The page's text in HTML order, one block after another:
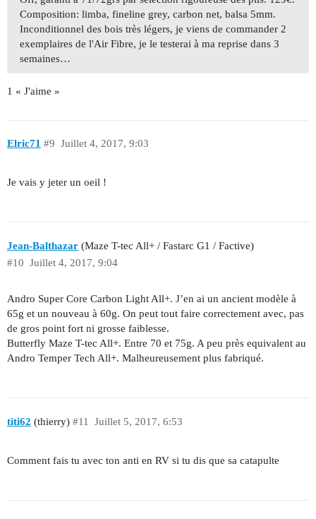
Composition: limba, fineline grey, carbon net, balsa 5mm.
Inconditionnel des bois très légers, je viens de commander 2
exemplaires de l'Air Fibre, je le testerai à ma reprise dans 3
semaines…
1 « J'aime »
Elric71 Juillet 4, 2017, 9:03
#9
Je vais y jeter un oeil !
Jean-Balthazar (Maze T-tec All+ / Fastarc G1 / Factive)
Juillet 4, 2017, 9:04
#10
Andro Super Core Carbon Light All+. J’en ai un ancient modèle à
65g et un nouveau à 60g. On peut tout faire correctement avec, pas
de gros point fort ni grosse faiblesse.
Butterfly Maze T-tec All+. Entre 70 et 75g. A peu près equivalent au
Andro Temper Tech All+. Malheureusement plus fabriqué.
titi62 (thierry) Juillet 5, 2017, 6:53
#11
Comment fais tu avec ton anti en RV si tu dis que sa catapulte